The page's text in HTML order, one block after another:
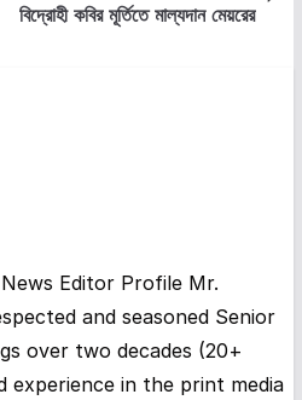
বিদ্রোহী কবির মূর্তিতে মাল্যদান মেয়রের
Editor Profile Mr.
and seasoned Senior
over two decades (20+
experience in the print media